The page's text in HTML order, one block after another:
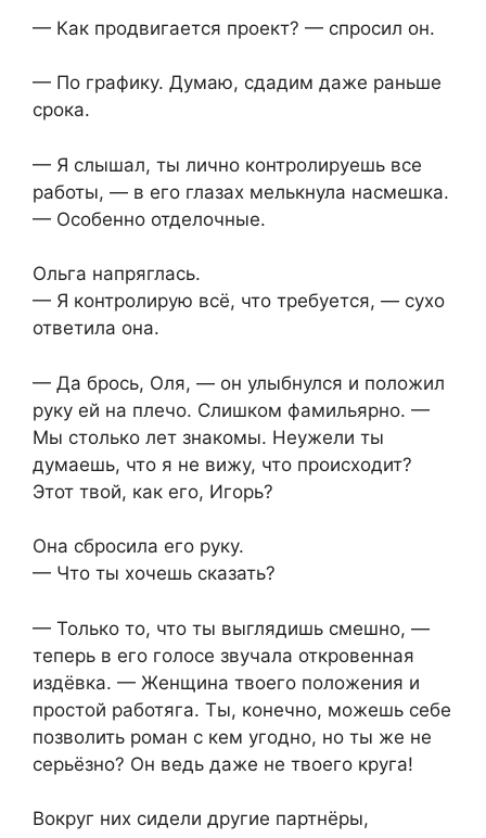
— Как продвигается проект? — спросил он.
— По графику. Думаю, сдадим даже раньше
срока.
— Я слышал, ты лично контролируешь все
работы, — в его глазах мелькнула насмешка.
— Особенно отделочные.
Ольга напряглась.
— Я контролирую всё, что требуется, — сухо
ответила она.
— Да брось, Оля, — он улыбнулся и положил
руку ей на плечо. Слишком фамильярно. —
Мы столько лет знакомы. Неужели ты
думаешь, что я не вижу, что происходит?
Этот твой, как его, Игорь?
Она сбросила его руку.
— Что ты хочешь сказать?
— Только то, что ты выглядишь смешно, —
теперь в его голосе звучала откровенная
издёвка. — Женщина твоего положения и
простой работяга. Ты, конечно, можешь себе
позволить роман с кем угодно, но ты же не
серьёзно? Он ведь даже не твоего круга!
Вокруг них сидели другие партнёры,